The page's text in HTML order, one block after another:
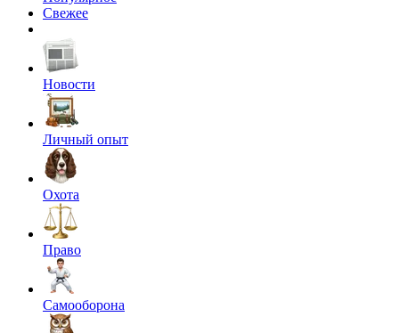
Свежее
Новости
Личный опыт
Охота
Право
Самооборона